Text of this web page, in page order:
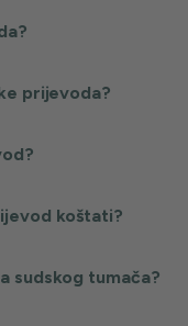
prijevoda?
koštati?
sudskog tumača?